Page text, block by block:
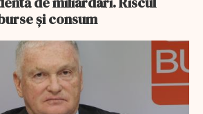
și consum